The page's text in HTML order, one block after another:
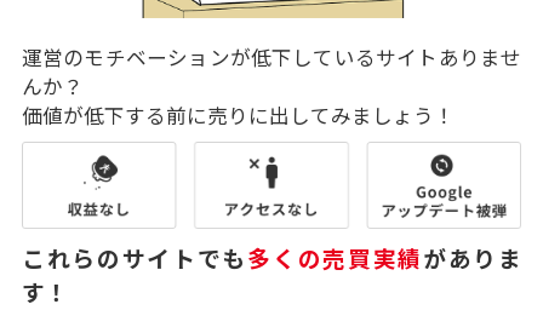
運営のモチベーションが低下しているサイトありませ
んか？
価値が低下する前に売りに出してみましょう！
これらのサイトでも多くの売買実績がありま
す！